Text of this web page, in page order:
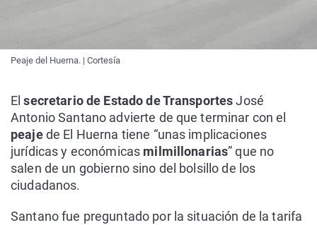
Peaje del Huerna. | Cortesía
Elsecretario de Estado de TransportesJosé
Antonio Santano advierte de que terminar con el
peajede El Huerna tiene “unas implicaciones
jurídicas y económicas milmillonarias” que no
salen de un gobierno sino del bolsillo de los
ciudadanos.
Santano fue preguntado por la situación de la tarifa